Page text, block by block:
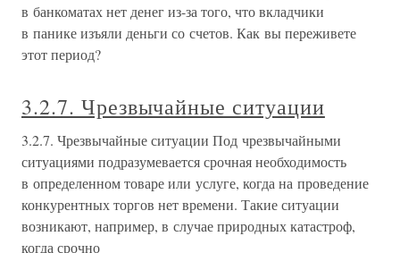
в банкоматах нет денег из-за того, что вкладчики
в панике изъяли деньги со счетов. Как вы переживете
этот период?
3.2.7. Чрезвычайные ситуации
3.2.7. Чрезвычайные ситуации Под чрезвычайными
ситуациями подразумевается срочная необходимость
в определенном товаре или услуге, когда на проведение
конкурентных торгов нет времени. Такие ситуации
возникают, например, в случае природных катастроф,
когда срочно